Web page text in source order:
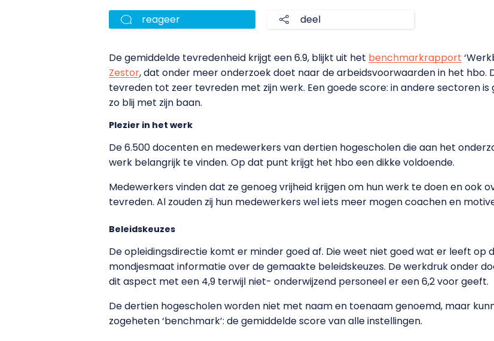
reageer deel
De gemiddelde tevredenheid krijgt een 6.9, blijkt uit het benchmarkrapport
Zestor, dat onder meer onderzoek doet naar de arbeidsvoorwaarden in het
tevreden tot zeer tevreden met zijn werk. Een goede score: in andere sectoren
zo blij met zijn baan.
Plezier in het werk
De 6.500 docenten en medewerkers van dertien hogescholen die aan het
werk belangrijk te vinden. Op dat punt krijgt het hbo een dikke voldoende.
Medewerkers vinden dat ze genoeg vrijheid krijgen om hun werk te doen en ook
tevreden. Al zouden zij hun medewerkers wel iets meer mogen coachen en
Beleidskeuzes
De opleidingsdirectie komt er minder goed af. Die weet niet goed wat er leeft
mondjesmaat informatie over de gemaakte beleidskeuzes. De werkdruk onder
dit aspect met een 4,9 terwijl niet- onderwijzend personeel er een 6,2 voor geeft.
De dertien hogescholen worden niet met naam en toenaam genoemd, maar
zogeheten ‘benchmark’: de gemiddelde score van alle instellingen.